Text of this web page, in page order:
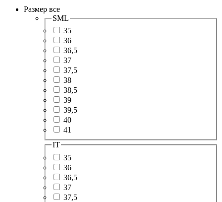
Размер все
SML
35
36
36,5
37
37,5
38
38,5
39
39,5
40
41
IT
35
36
36,5
37
37,5